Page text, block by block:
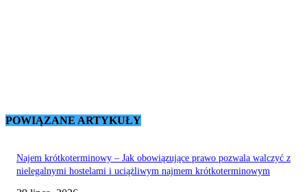
POWIĄZANE ARTYKUŁY
Najem krótkoterminowy – Jak obowiązujące prawo pozwala walczyć z
nielegalnymi hostelami i uciążliwym najmem krótkoterminowym